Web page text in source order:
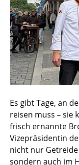
Es gibt Tage, an
reisen muss – sie
frisch ernannte
Vizepräsidentin
nicht nur
sondern auch im